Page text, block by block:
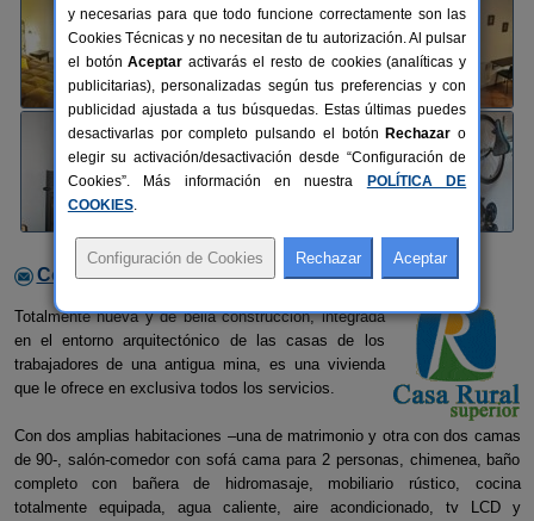
Contactar con el alojamiento
Totalmente nueva y de bella construcción, integrada
en el entorno arquitectónico de las casas de los
trabajadores de una antigua mina, es una vivienda
que le ofrece en exclusiva todos los servicios.
Con dos amplias habitaciones –una de matrimonio y otra con dos camas
de 90-, salón-comedor con sofá cama para 2 personas, chimenea, baño
completo con bañera de hidromasaje, mobiliario rústico, cocina
totalmente equipada, agua caliente, aire acondicionado, tv LCD y
y necesarias para que todo funcione correctamente son las
Cookies Técnicas y no necesitan de tu autorización. Al pulsar
el botónAceptar activarás el resto de cookies (analíticas y
publicitarias), personalizadas según tus preferencias y con
publicidad ajustada a tus búsquedas. Estas últimas puedes
desactivarlas por completo pulsando el botón Rechazar o
elegir su activación/desactivación desde “Configuración de
Cookies”. Más información en nuestra
POLÍTICA DE
COOKIES.